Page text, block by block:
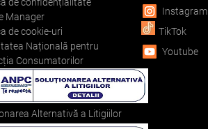
Manager
de cookie-uri
Națională pentru
Consumatorilor
Alternativă a Litigiilor
Instagram
TikTok
Youtube